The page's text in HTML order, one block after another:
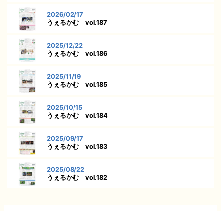
2026/02/17
うぇるかむ vol.187
2025/12/22
うぇるかむ vol.186
2025/11/19
うぇるかむ vol.185
2025/10/15
うぇるかむ vol.184
2025/09/17
うぇるかむ vol.183
2025/08/22
うぇるかむ vol.182